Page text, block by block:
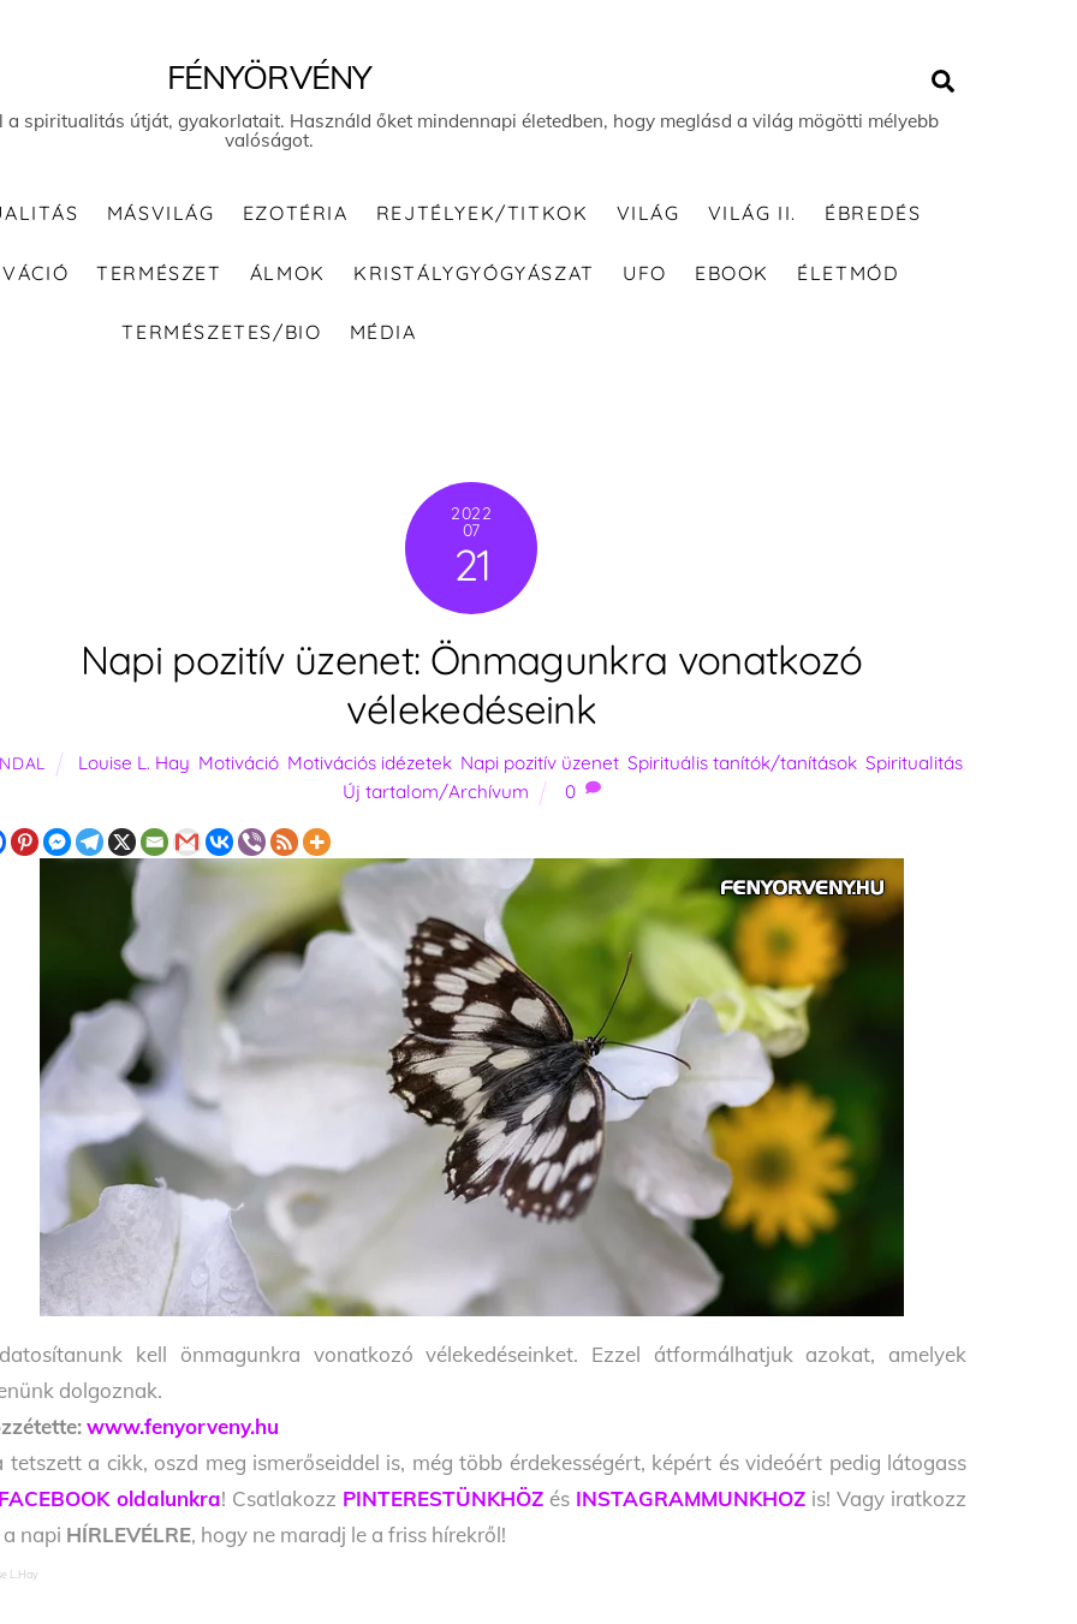
FÉNYÖRVÉNY
a spiritualitás útját, gyakorlatait. Használd őket mindennapi életedben, hogy meglásd a világ mögötti mélyebb
valóságot.
MÁSVILÁG EZOTÉRIA REJTÉLYEK/TITKOK VILÁG VILÁG II. ÉBREDÉS
TERMÉSZET ÁLMOK KRISTÁLYGYÓGYÁSZAT UFO EBOOK ÉLETMÓD
TERMÉSZETES/BIO MÉDIA
2022
07
21
Napi pozitív üzenet: Önmagunkra vonatkozó
vélekedéseink
Louise L. Hay Motiváció, Motivációs idézetek, Napi pozitív üzenet, Spirituális tanítók/tanítások, Spiritualitás,
Új tartalom/Archívum
0
kell önmagunkra vonatkozó vélekedéseinket. Ezzel átformálhatjuk azokat, amelyek
dolgoznak.
www.fenyorveny.hu
tetszett a cikk, oszd meg ismerőseiddel is, még több érdekességért, képért és videóért pedig látogass
oldalunkra! Csatlakozz PINTERESTÜNKHÖZ és INSTAGRAMMUNKHOZ is! Vagy iratkozz
napi HÍRLEVÉLRE, hogy ne maradj le a friss hírekről!
L.Hay